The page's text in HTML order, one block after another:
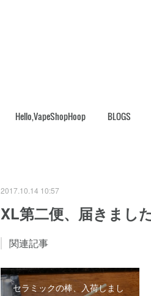
Hello,VapeShopHoop BLOGS
2017.10.14 10:57
XL第二便、届きまし
関連記事
セラミックの棒、入荷しまし